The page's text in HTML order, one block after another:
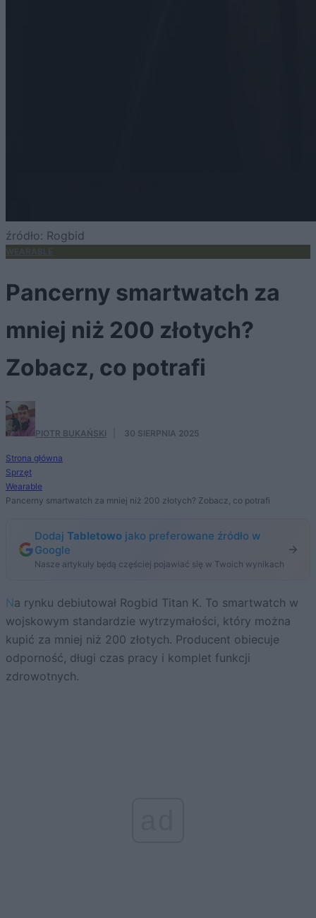
źródło: Rogbid
WEARABLE
Pancerny smartwatch za
mniej niż 200 złotych?
Zobacz, co potrafi
PIOTR BUKAŃSKI 30 SIERPNIA 2025
Strona główna
Sprzęt
Wearable
Pancerny smartwatch za mniej niż 200 złotych? Zobacz, co potrafi
Dodaj Tabletowo jako preferowane źródło w
Google
Nasze artykuły będą częściej pojawiać się w Twoich wynikach
Na rynku debiutował Rogbid Titan K. To smartwatch w
wojskowym standardzie wytrzymałości, który można
kupić za mniej niż 200 złotych. Producent obiecuje
odporność, długi czas pracy i komplet funkcji
zdrowotnych.